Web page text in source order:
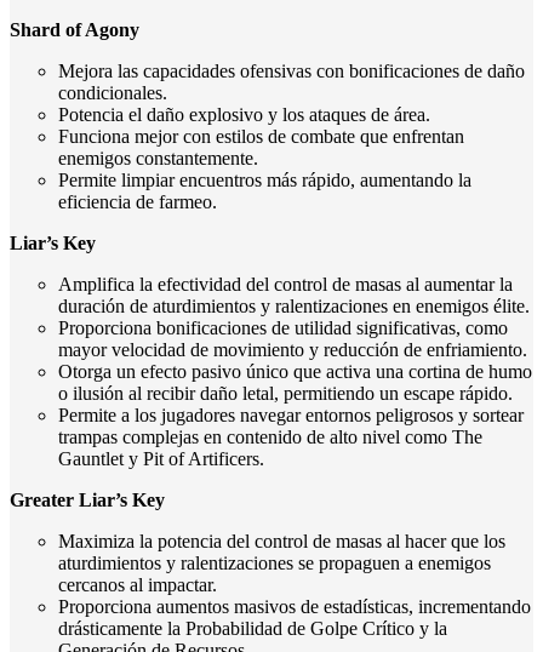
Shard of Agony
Mejora las capacidades ofensivas con bonificaciones de daño
condicionales.
Potencia el daño explosivo y los ataques de área.
Funciona mejor con estilos de combate que enfrentan
enemigos constantemente.
Permite limpiar encuentros más rápido, aumentando la
eficiencia de farmeo.
Liar’s Key
Amplifica la efectividad del control de masas al aumentar la
duración de aturdimientos y ralentizaciones en enemigos élite.
Proporciona bonificaciones de utilidad significativas, como
mayor velocidad de movimiento y reducción de enfriamiento.
Otorga un efecto pasivo único que activa una cortina de humo
o ilusión al recibir daño letal, permitiendo un escape rápido.
Permite a los jugadores navegar entornos peligrosos y sortear
trampas complejas en contenido de alto nivel como The
Gauntlet y Pit of Artificers.
Greater Liar’s Key
Maximiza la potencia del control de masas al hacer que los
aturdimientos y ralentizaciones se propaguen a enemigos
cercanos al impactar.
Proporciona aumentos masivos de estadísticas, incrementando
drásticamente la Probabilidad de Golpe Crítico y la